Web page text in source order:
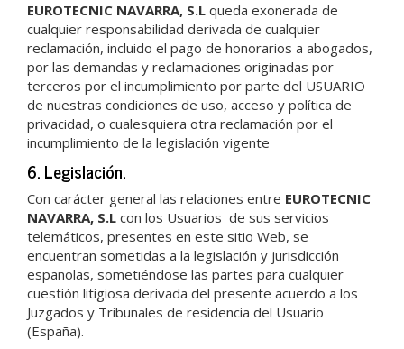
EUROTECNIC NAVARRA, S.L queda exonerada de
cualquier responsabilidad derivada de cualquier
reclamación, incluido el pago de honorarios a abogados,
por las demandas y reclamaciones originadas por
terceros por el incumplimiento por parte del USUARIO
de nuestras condiciones de uso, acceso y política de
privacidad, o cualesquiera otra reclamación por el
incumplimiento de la legislación vigente
6. Legislación.
Con carácter general las relaciones entre EUROTECNIC
NAVARRA, S.L con los Usuarios de sus servicios
telemáticos, presentes en este sitio Web, se
encuentran sometidas a la legislación y jurisdicción
españolas, sometiéndose las partes para cualquier
cuestión litigiosa derivada del presente acuerdo a los
Juzgados y Tribunales de residencia del Usuario
(España).